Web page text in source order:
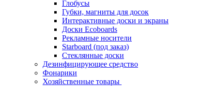
Глобусы
Губки, магниты для досок
Интерактивные доски и экраны
Доски Ecoboards
Рекламные носители
Starboard (под заказ)
Стеклянные доски
Дезинфицирующее средство
Фонарики
Хозяйственные товары